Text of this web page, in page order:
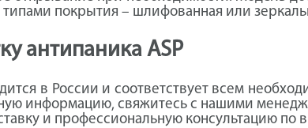
покрытия – шлифованная или
антипаника ASP
в России и соответствует всем
информацию, свяжитесь с нашими
и профессиональную консультацию по